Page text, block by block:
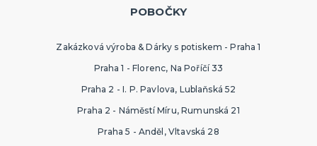
POBOČKY
Zakázková výroba & Dárky s potiskem - Praha 1
Praha 1 - Florenc, Na Poříčí 33
Praha 2 - I. P. Pavlova, Lublaňská 52
Praha 2 - Náměstí Míru, Rumunská 21
Praha 5 - Anděl, Vltavská 28